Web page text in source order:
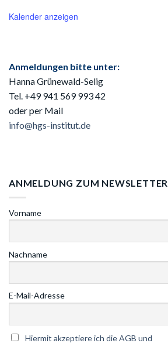
Kalender anzeigen
Anmeldungen bitte unter:
Hanna Grünewald-Selig
Tel. +49 941 569 993 42
oder per Mail
info@hgs-institut.de
ANMELDUNG ZUM NEWSLETTER
Vorname
Nachname
E-Mail-Adresse
Hiermit akzeptiere ich die AGB und